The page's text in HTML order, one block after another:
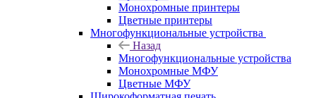
Моноxромныe принтеры
Цвeтныe принтеры
Многофункциональные устройства
Назад
Многофункциональные устройства
Монохромные МФУ
Цветные МФУ